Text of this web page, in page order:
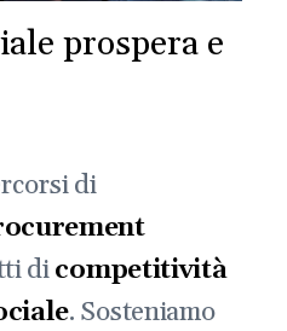
prospera e
di
dicompetitività
. Sosteniamo